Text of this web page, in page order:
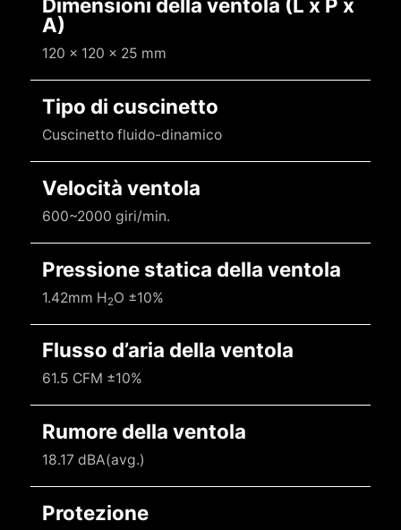
Dimensioni della ventola (L x P x
A)
120 x 120 x 25 mm
Tipo di cuscinetto
Cuscinetto fluido-dinamico
Velocità ventola
600~2000 giri/min.
Pressione statica della ventola
1.42mm H2O ±10%
Flusso d’aria della ventola
61.5 CFM ±10%
Rumore della ventola
18.17 dBA(avg.)
Protezione